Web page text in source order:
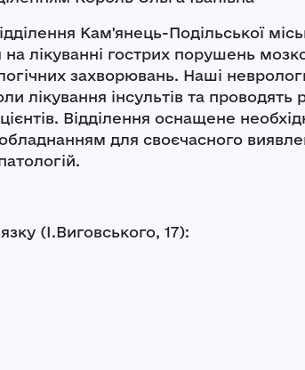
Кам'янець-Подільської
на лікуванні гострих порушень
захворювань. Наші
лікування інсультів та проводять
Відділення оснащене
для своєчасного
(І.Виговського, 17):